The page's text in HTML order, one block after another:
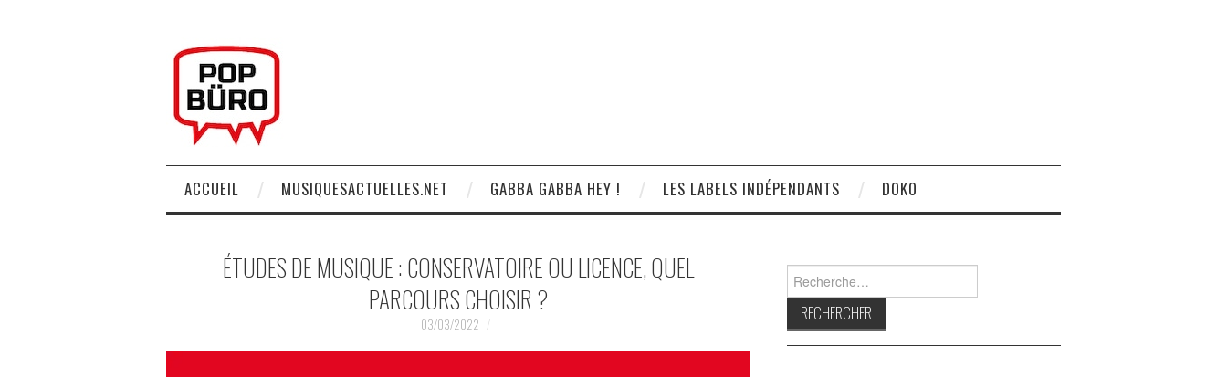
ACCUEIL MUSIQUESACTUELLES.NET GABBA GABBA HEY ! LES LABELS INDÉPENDANTS DOKO
ÉTUDES DE MUSIQUE : CONSERVATOIRE OU LICENCE, QUEL
PARCOURS CHOISIR ?
03/03/2022